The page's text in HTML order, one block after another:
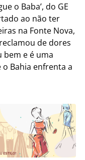
o Baba’, do GE
ao não ter
na Fonte Nova,
de dores
e é uma
Bahia enfrenta a